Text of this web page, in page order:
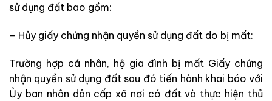
sử dụng đất bao gồm:
– Hủy giấy chứng nhận quyền sử dụng đất do bị mất:
Trường hợp cá nhân, hộ gia đình bị mất Giấy chứng
nhận quyền sử dụng đất sau đó tiến hành khai báo với
Ủy ban nhân dân cấp xã nơi có đất và thực hiện thủ